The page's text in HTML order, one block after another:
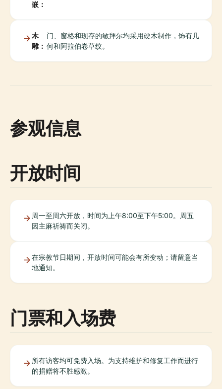
嵌：
木
雕：
门、窗格和现存的敏拜尔均采用硬木制作，饰有几
何和阿拉伯卷草纹。
参观信息
开放时间
周一至周六开放，时间为上午8:00至下午5:00。周五
因主麻祈祷而关闭。
在宗教节日期间，开放时间可能会有所变动；请留意当
地通知。
门票和入场费
所有访客均可免费入场。为支持维护和修复工作而进行
的捐赠将不胜感激。